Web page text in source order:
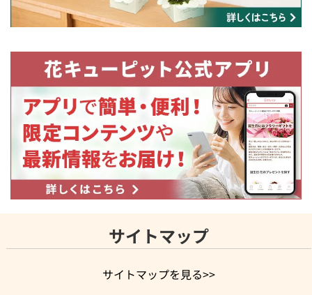
サイトマップ
サイトマップを見る>>